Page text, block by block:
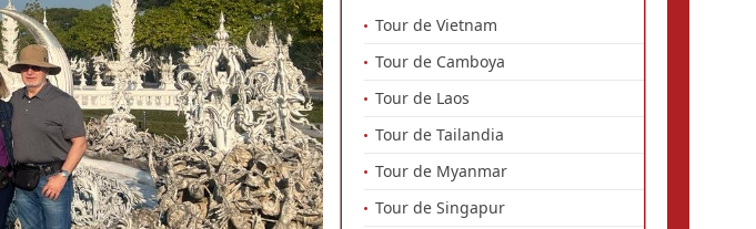
Tour de Vietnam
Tour de Camboya
Tour de Laos
Tour de Tailandia
Tour de Myanmar
Tour de Singapur